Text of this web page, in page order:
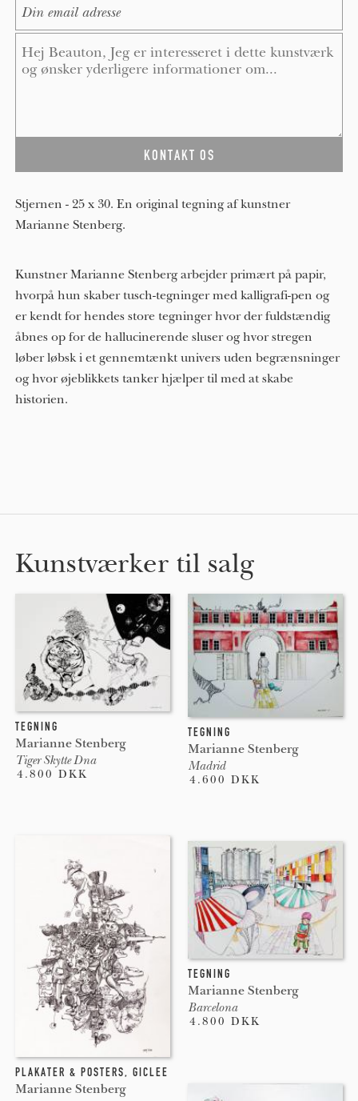
Stjernen - 25 x 30. En original tegning af kunstner
Marianne Stenberg.
Kunstner Marianne Stenberg arbejder primært på papir,
hvorpå hun skaber tusch-tegninger med kalligrafi-pen og
er kendt for hendes store tegninger hvor der fuldstændig
åbnes op for de hallucinerende sluser og hvor stregen
løber løbsk i et gennemtænkt univers uden begrænsninger
og hvor øjeblikkets tanker hjælper til med at skabe
historien.
Kunstværker til salg
TEGNING
Marianne Stenberg
Tiger Skytte Dna
4.800 DKK
TEGNING
Marianne Stenberg
Madrid
4.600 DKK
PLAKATER & POSTERS, GICLEE
Marianne Stenberg
TEGNING
Marianne Stenberg
Barcelona
4.800 DKK